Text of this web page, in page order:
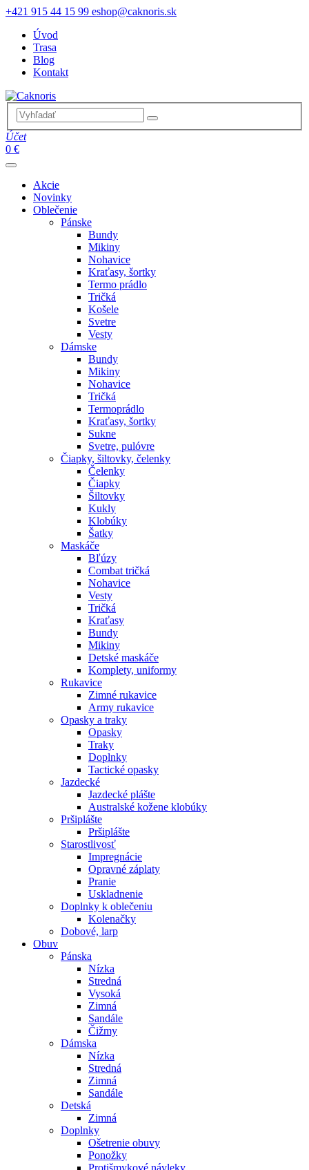
+421 915 44 15 99 eshop@caknoris.sk
Úvod
Trasa
Blog
Kontakt
Účet
0 €
Akcie
Novinky
Oblečenie
Pánske
Bundy
Mikiny
Nohavice
Kraťasy, šortky
Termo prádlo
Tričká
Košele
Svetre
Vesty
Dámske
Bundy
Mikiny
Nohavice
Tričká
Termoprádlo
Kraťasy, šortky
Sukne
Svetre, pulóvre
Čiapky, šiltovky, čelenky
Čelenky
Čiapky
Šiltovky
Kukly
Klobúky
Šatky
Maskáče
Bľúzy
Combat tričká
Nohavice
Vesty
Tričká
Kraťasy
Bundy
Mikiny
Detské maskáče
Komplety, uniformy
Rukavice
Zimné rukavice
Army rukavice
Opasky a traky
Opasky
Traky
Doplnky
Tactické opasky
Jazdecké
Jazdecké plášte
Australské kožene klobúky
Pršiplášte
Pršiplášte
Starostlivosť
Impregnácie
Opravné záplaty
Pranie
Uskladnenie
Doplnky k oblečeniu
Kolenačky
Dobové, larp
Obuv
Pánska
Nízka
Stredná
Vysoká
Zimná
Sandále
Čižmy
Dámska
Nízka
Stredná
Zimná
Sandále
Detská
Zimná
Doplnky
Ošetrenie obuvy
Ponožky
Protišmykové návleky